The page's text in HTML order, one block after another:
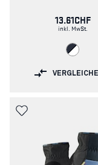
13.61CHF
inkl. MwSt.